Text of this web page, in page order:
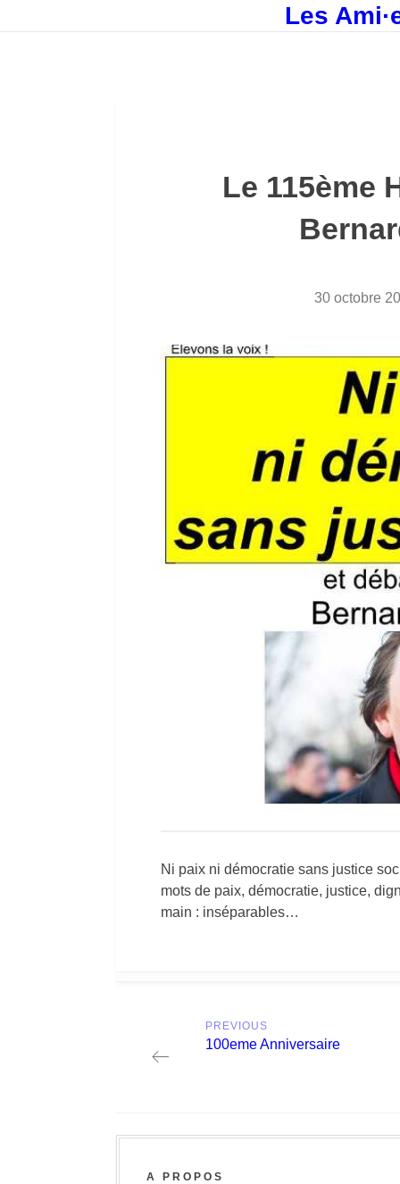
Les
Le 115ème
30 octobre
Ni paix ni démocratie sans justice
mots de paix, démocratie, justice,
main : inséparables…
navigation
PREVIOUS
Previous
100eme Anniversaire
A PROPOS